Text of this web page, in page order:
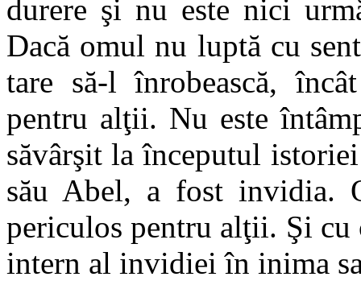
durere şi nu este nici
Dacă omul nu luptă cu
tare să-l înrobească,
pentru alţii. Nu este
săvârşit la începutul
său Abel, a fost invidia.
periculos pentru alţii. Şi cu
intern al invidiei în inima